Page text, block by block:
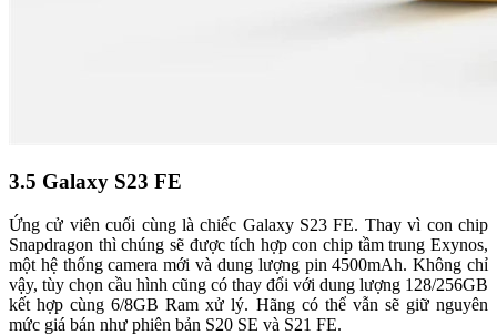
3.5 Galaxy S23 FE
Ứng cử viên cuối cùng là chiếc Galaxy S23 FE. Thay vì con chip
Snapdragon thì chúng sẽ được tích hợp con chip tầm trung Exynos,
một hệ thống camera mới và dung lượng pin 4500mAh. Không chỉ
vậy, tùy chọn cầu hình cũng có thay đổi với dung lượng 128/256GB
kết hợp cùng 6/8GB Ram xử lý. Hãng có thể vẫn sẽ giữ nguyên
mức giá bán như phiên bản S20 SE và S21 FE.